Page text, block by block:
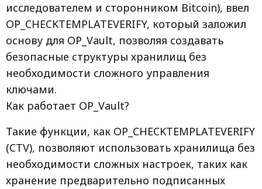
исследователем и сторонником Bitcoin), ввел
OP_CHECKTEMPLATEVERIFY, который заложил
основу для OP_Vault, позволяя создавать
безопасные структуры хранилищ без
необходимости сложного управления
ключами.
Как работает OP_Vault?
Такие функции, как OP_CHECKTEMPLATEVERIFY
(CTV), позволяют использовать хранилища без
необходимости сложных настроек, таких как
хранение предварительно подписанных